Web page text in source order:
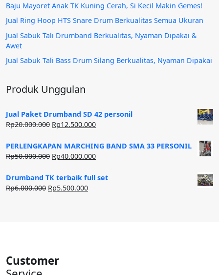
Baju Mayoret Anak TK Kuning Cerah, Si Kecil Makin Gemes!
Jual Ring Hoop HTS Snare Drum Berkualitas Semua Ukuran
Jual Sabuk Tali Drumband Berkualitas, Nyaman Dipakai &
Awet
Jual Sabuk Tali Bass Drum Silang Berkualitas, Nyaman Dipakai
Produk Unggulan
Jual Paket Drumband SD 42 personil
Rp20.000.000 Harga
adalah:
Rp20.000.000.
Rp12.500.000Harga
ini
adalah:
PERLENGKAPAN MARCHING BAND SMA 33 PERSONIL
Rp50.000.000 Harga
adalah:
Rp50.000.000.
Rp40.000.000Harga
ini
Drumband TK terbaik full set
Rp6.000.000 Harga
Rp5.500.000Harga
Customer